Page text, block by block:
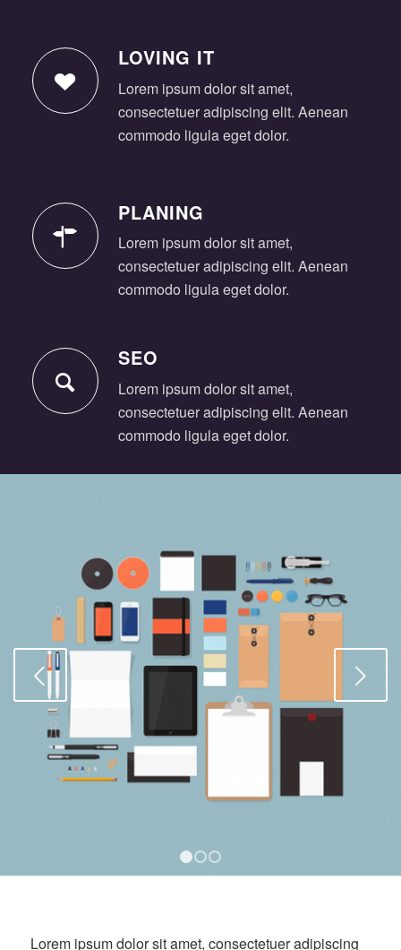
LOVING IT
Lorem ipsum dolor sit amet,
consectetuer adipiscing elit. Aenean
commodo ligula eget dolor.
PLANING
Lorem ipsum dolor sit amet,
consectetuer adipiscing elit. Aenean
commodo ligula eget dolor.
SEO
Lorem ipsum dolor sit amet,
consectetuer adipiscing elit. Aenean
commodo ligula eget dolor.
Weiter
Lorem ipsum dolor sit amet, consectetuer adipiscing